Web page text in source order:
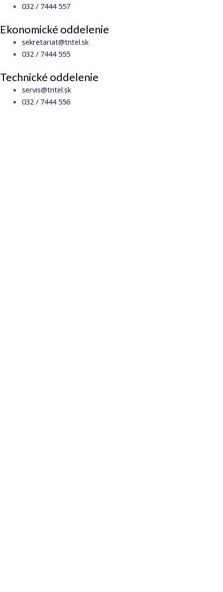
032 / 7444 557
Ekonomické oddelenie
sekretariat@tntel.sk
032 / 7444 555
Technické oddelenie
servis@tntel.sk
032 / 7444 556